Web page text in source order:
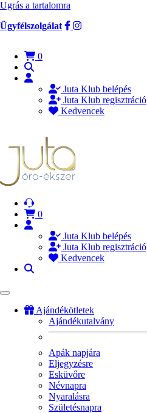
Ugrás a tartalomra
Ügyfélszolgálat
0
Juta Klub belépés
Juta Klub regisztráció
Kedvencek
0
Juta Klub belépés
Juta Klub regisztráció
Kedvencek
Ajándékötletek
Ajándékutalvány
Apák napjára
Eljegyzésre
Esküvőre
Névnapra
Nyaralásra
Születésnapra